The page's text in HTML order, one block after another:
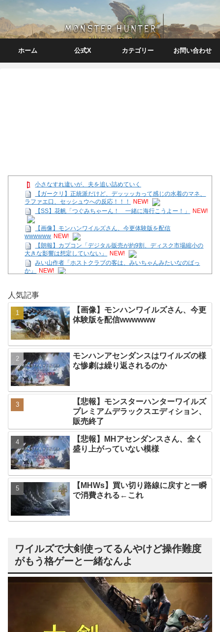
ホーム 公式X カテゴリー お問い合わせ
小さなすれ違いが、夫を追い詰めていく
【ガークリ】正統派だけど、デッッッカって感じの水着のマネ、
ラファエ口、セッシュウへの反応！！！
NEW!
【SS】花帆「つぐみちゃーん！ 一緒に海行こうよー！」
NEW!
【画像】モンハンワイルズさん、今更体験版を配信
wwwwww NEW!
【朗報】カプコン「デジタル販売が約9割、ディスク市場縮小の
大きな影響は想定していない」
NEW!
みい山作者「ホストクラブの客は、みいちゃんみたいなのばっ
か」
NEW!
ブルーロック実写版で見たい神尾楓珠×小芝風花を考察
日本のゲームなのにメニュー画面が英語だらけなの英語圏の人か
らすると奇妙に見えるんだな… NEW!
【100カノ】最近猫獣人が流行ってるね
【画像】オタク「実際にプレイしたらわかるけど、ライザは友達
って感じで性的な目では見れないｗ」←これ NEW!
Powered by livedoor 相互RSS
人気記事
【画像】モンハンワイルズさん、今更
体験版を配信wwwwww
モンハンアセンダンスはワイルズの様
な惨劇は繰り返されるのか
【悲報】モンスターハンターワイルズ
プレミアムデラックスエディション、
販売終了
【悲報】MHアセンダンスさん、全く
盛り上がっていない模様
【MHWs】買い切り路線に戻すと一瞬
で消費される←これ
ワイルズで大剣使ってるんやけど操作難度
がもう格ゲーと一緒なんよ